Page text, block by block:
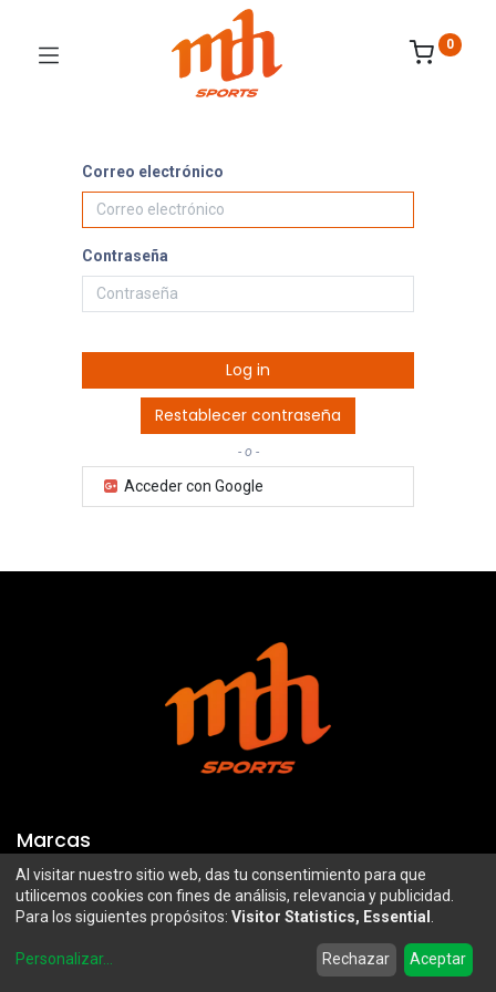
Wishlist Account
0
Correo electrónico
Contraseña
Log in
Restablecer contraseña
- o -
Acceder con Google
Marcas
Troy Lee Designs
100%
Airoh
Mazawi
SIDI
Al visitar nuestro sitio web, das tu consentimiento para que
utilicemos cookies con fines de análisis, relevancia y publicidad.
Para los siguientes propósitos: Visitor Statistics, Essential
Personalizar... Rechazar Aceptar